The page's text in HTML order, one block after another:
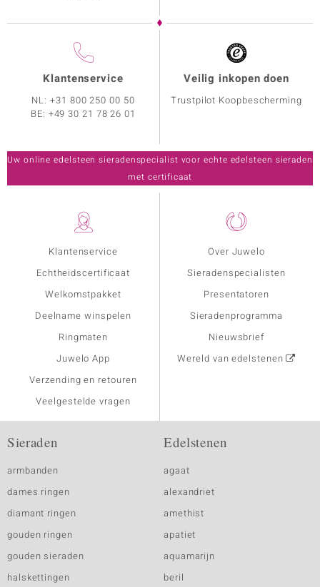
Klantenservice
Echtheidscertificaat
Welkomstpakket
Deelname winspelen
Ringmaten
Juwelo App
Verzending en retouren
Veelgestelde vragen
Over Juwelo
Sieradenspecialisten
Presentatoren
Sieradenprogramma
Nieuwsbrief
Wereld van edelstenen
Klantenservice
NL:+31 800 250 00 50
BE: +49 30 21 78 26 01
Veilig inkopen doen
Trustpilot Koopbescherming
Uw online edelsteen sieradenspecialist voor echte edelsteen sieraden
met certificaat
Sieraden
armbanden
dames ringen
diamant ringen
gouden ringen
gouden sieraden
halskettingen
Edelstenen
agaat
alexandriet
amethist
apatiet
aquamarijn
beril